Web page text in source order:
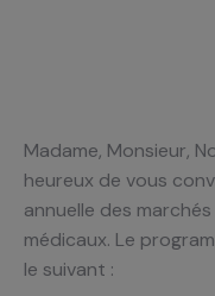
Madame, Monsieur,
heureux de vous
annuelle des
médicaux. Le
le suivant :